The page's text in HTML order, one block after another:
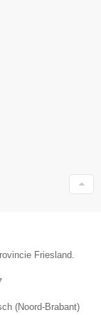
Friesland.
(Noord-Brabant)